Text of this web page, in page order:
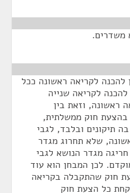
משדרים.
לקריאה ראשונה ככל
לקריאה שנייה
ראשונה, וזאת בין
בהצעת חוק ממשלתית,
תיקונים ובלבד, לגבי
שלא תחרוג מגדר
מגדר הנושא לגבי
לכן המבחן הוא עוד
חוק שהתקבלה בקריאה
כל הצעת חוק